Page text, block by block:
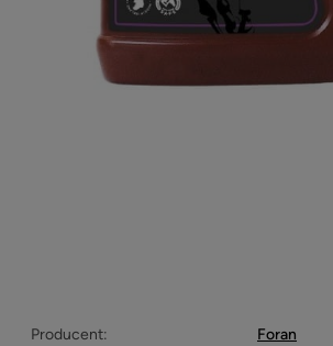
Producent:
Foran